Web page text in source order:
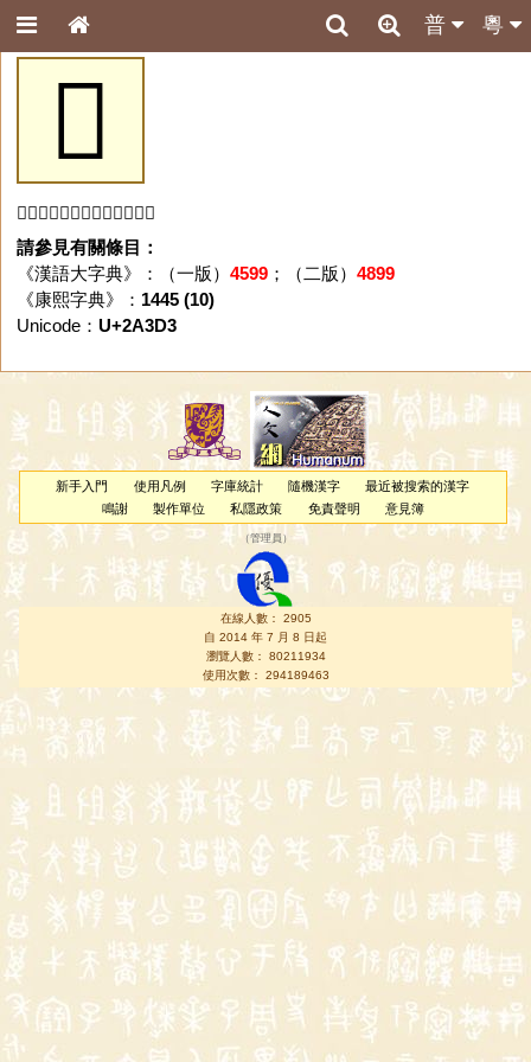
粵
普
𪏓
「𪏓」字未收錄於本資料庫。
請參見有關條目：
《漢語大字典》：（一版） 4599；（二版） 4899
《康熙字典》： 1445 (10)
Unicode： U+2A3D3
新手入門 使用凡例 字庫統計 隨機漢字
最近被搜索的漢字
鳴謝
製作單位 私隱政策 免責聲明 意見簿
（管理員 ）
在線人數： 2905
自 2014 年 7 月 8 日起
瀏覽人數： 80211934
使用次數： 294189463